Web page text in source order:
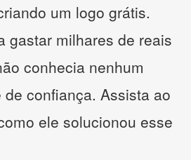
um logo grátis.
gastar milhares de reais
conhecia nenhum
confiança. Assista ao
ele solucionou esse